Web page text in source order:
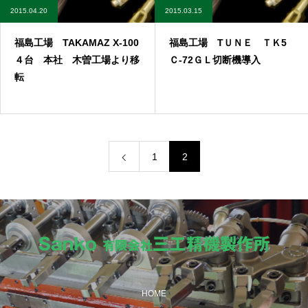
2015.04.20
福島工場 TAKAMAZ X-100
４台 本社 木曽工場より移
転
2015.03.15
福島工場 TＵＮＥ ＴＫ5
Ｃ-72ＧＬ切断機導入
1 2
HOME